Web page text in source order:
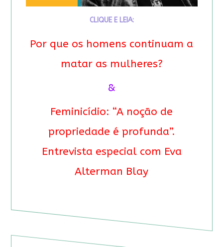
CLIQUE E LEIA:
Por que os homens continuam a
matar as mulheres?
&
Feminicídio: “A noção de
propriedade é profunda”.
Entrevista especial com Eva
Alterman Blay